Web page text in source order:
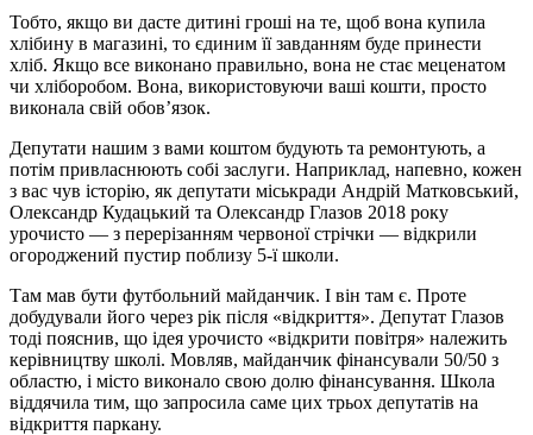
Тобто, якщо ви дасте дитині гроші на те, щоб вона купила
хлібину в магазині, то єдиним її завданням буде принести
хліб. Якщо все виконано правильно, вона не стає меценатом
чи хліборобом. Вона, використовуючи ваші кошти, просто
виконала свій обов’язок.
Депутати нашим з вами коштом будують та ремонтують, а
потім привласнюють собі заслуги. Наприклад, напевно, кожен
з вас чув історію, як депутати міськради Андрій Матковський,
Олександр Кудацький та Олександр Глазов 2018 року
урочисто — з перерізанням червоної стрічки — відкрили
огороджений пустир поблизу 5-ї школи.
Там мав бути футбольний майданчик. І він там є. Проте
добудували його через рік після «відкриття». Депутат Глазов
тоді пояснив, що ідея урочисто «відкрити повітря» належить
керівництву школі. Мовляв, майданчик фінансували 50/50 з
областю, і місто виконало свою долю фінансування. Школа
віддячила тим, що запросила саме цих трьох депутатів на
відкриття паркану.